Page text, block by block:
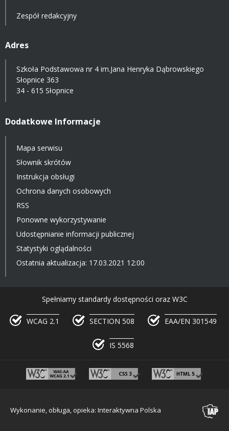
Zespół redakcyjny
Adres
Szkoła Podstawowa nr 4 im.Jana Henryka Dąbrowskiego
Słopnice 363
34 - 615 Słopnice
Dodatkowe Informacje
Mapa serwisu
Słownik skrótów
Instrukcja obsługi
Ochrona danych osobowych
RSS
Ponowne wykorzystywanie
Udostępnianie informacji publicznej
Statystyki oglądalności
Ostatnia aktualizacja: 17.03.2021 12:00
Spełniamy standardy dostępności oraz W3C
WCAG 2.1 SECTION 508 EAA/EN 301549
IS 5568
Wykonanie, obługa, opieka: Interaktywna Polska